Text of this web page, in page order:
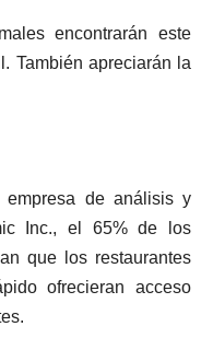
encontrarán este
También apreciarán la
de análisis y
Inc., el 65% de los
que los restaurantes
ofrecieran acceso